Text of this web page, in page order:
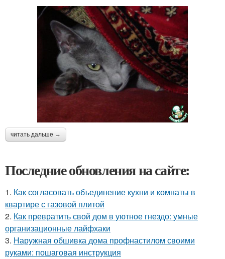
читать дальше →
Последние обновления на сайте:
1. Как согласовать объединение кухни и комнаты в
квартире с газовой плитой
2. Как превратить свой дом в уютное гнездо: умные
организационные лайфхаки
3. Наружная обшивка дома профнастилом своими
руками: пошаговая инструкция